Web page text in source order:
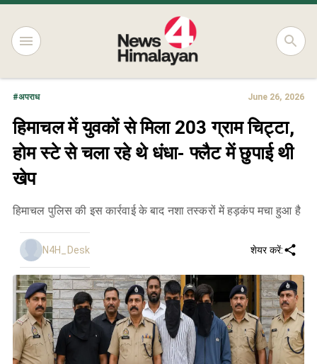
#अपराध June 26, 2026
हिमाचल में युवकों से मिला 203 ग्राम चिट्टा,
होम स्टे से चला रहे थे धंधा- फ्लैट में छुपाई थी
खेप
हिमाचल पुलिस की इस कार्रवाई के बाद नशा तस्करों में हड़कंप मचा हुआ है
N4H_Desk शेयर करें: